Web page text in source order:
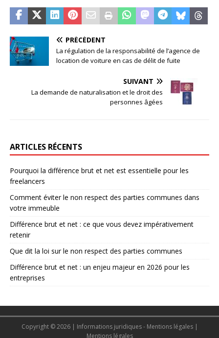
PRÉCÉDENT
La régulation de la responsabilité de l’agence de
location de voiture en cas de délit de fuite
SUIVANT
La demande de naturalisation et le droit des
personnes âgées
ARTICLES RÉCENTS
Pourquoi la différence brut et net est essentielle pour les
freelancers
Comment éviter le non respect des parties communes dans
votre immeuble
Différence brut et net : ce que vous devez impérativement
retenir
Que dit la loi sur le non respect des parties communes
Différence brut et net : un enjeu majeur en 2026 pour les
entreprises
Copyright © 2026 | Informations juridiques - Mentions légales |
Mentions légales